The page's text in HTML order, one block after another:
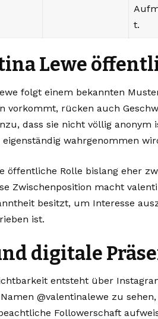
t.
Lewe
folgt einem bekannten
vorkommt, rücken auch
dass sie nicht völlig anonym
wahrgenommen
öffentliche Rolle bislang eher
Zwischenposition macht
besitzt, um Interesse
ist.
digitale
entsteht über
@valentinalewe zu
Followerschaft